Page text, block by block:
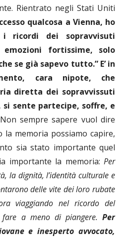
Rientrato negli Stati Uniti
qualcosa a Vienna, ho
ricordi dei sopravvisuti
emozioni fortissime, solo
se già sapevo tutto.” E’ in
cara nipote, che
diretta dei sopravvissuti
si sente partecipe, soffre, e
Non sempre sapere vuol dire
la memoria possiamo capire,
sia stato importante quel
importante la memoria: Per
ladignità, l’identità culturale e
delle vite dei loro rubate
viaggiando nel ricordo del
a meno di piangere. Per
e inesperto avvocato,